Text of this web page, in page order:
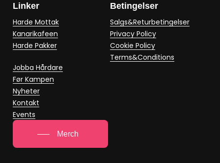
Linker
Harde Mottak
Kanarikafeen
Harde Pakker
Jobba Hårdare
Før Kampen
Nyheter
Kontakt
Events
Betingelser
Salgs&Returbetingelser
Privacy Policy
Cookie Policy
Terms&Conditions
Merch